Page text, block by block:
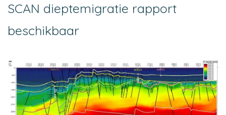
SCAN dieptemigratie rapport
beschikbaar